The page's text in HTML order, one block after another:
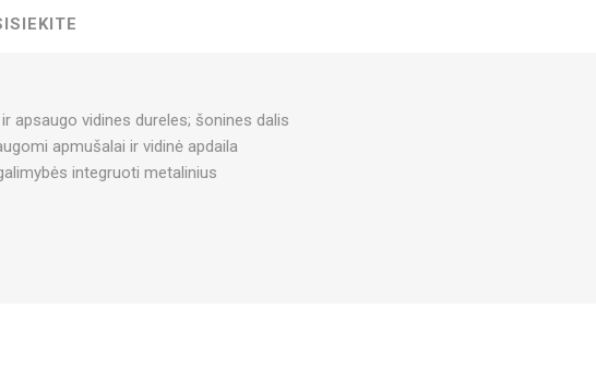
apsaugo vidines dureles; šonines dalis
apmušalai ir vidinė apdaila
integruoti metalinius